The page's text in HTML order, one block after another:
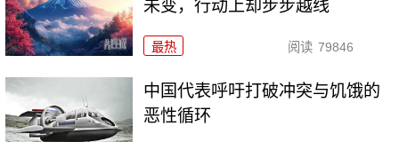
未变，行动上却步步越线
最热 阅读 79846
中国代表呼吁打破冲突与饥饿的
恶性循环